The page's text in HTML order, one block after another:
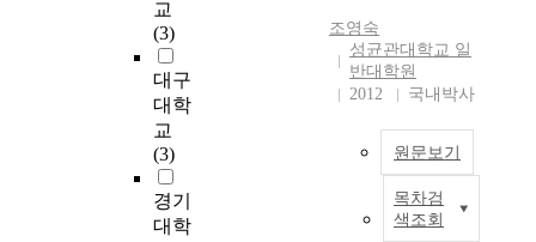
교
(3)
대구
대학
교
(3)
경기
대학
propriety and also
made great impact in
the field. Therefore,
Thought" is like
making a shortcut to
understand the
profound meaning of
Korean propriety
조영숙
성균관대학교 일
반대학원
2012
국내박사
원문보기
목차검
색조회